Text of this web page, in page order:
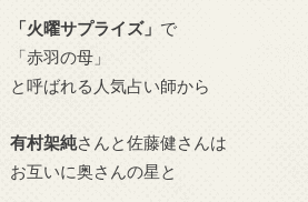
「火曜サプライズ」 で
「赤羽の母」
と呼ばれる人気占い師から
有村架純さんと佐藤健さんは
お互いに奥さんの星と